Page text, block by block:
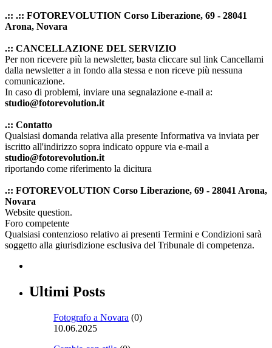
.:: .:: FOTOREVOLUTION Corso Liberazione, 69 - 28041
Arona, Novara
.:: CANCELLAZIONE DEL SERVIZIO
Per non ricevere più la newsletter, basta cliccare sul link Cancellami
dalla newsletter a in fondo alla stessa e non riceve più nessuna
comunicazione.
In caso di problemi, inviare una segnalazione e-mail a:
studio@fotorevolution.it
.:: Contatto
Qualsiasi domanda relativa alla presente Informativa va inviata per
iscritto all'indirizzo sopra indicato oppure via e-mail a
studio@fotorevolution.it
riportando come riferimento la dicitura
.:: FOTOREVOLUTION Corso Liberazione, 69 - 28041 Arona,
Novara
Website question.
Foro competente
Qualsiasi contenzioso relativo ai presenti Termini e Condizioni sarà
soggetto alla giurisdizione esclusiva del Tribunale di competenza.
Ultimi Posts
Fotografo a Novara (0)
10.06.2025